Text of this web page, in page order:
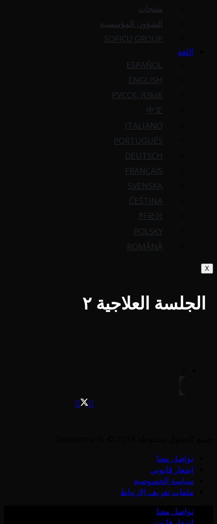
منتجات
الشؤون المؤسسية
SOFICU GROUP
اللغة
ESPAÑOL
ENGLISH
РУССК. ЯЗЫК
中文
ITALIANO
PORTUGUÉS
DEUTSCH
FRANÇAIS
SVENSKA
ČEŠTINA
한국어
POLSKY
ROMÂNĂ
X
الجلسة العلاجية ٢
تواصل معنا
إشعار قانوني
سياسة الخصوصية
ملفات تعريف الارتباط
تواصل معنا